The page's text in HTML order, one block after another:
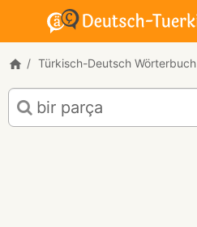
Türkisch-Deutsch Wörterbuch
Türkisch-
Deutsch
Übersetzung